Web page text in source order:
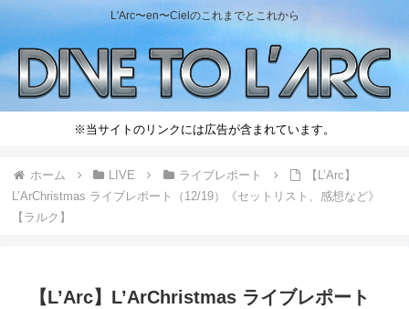
L'Arc〜en〜Cielのこれまでとこれから
※当サイトのリンクには広告が含まれています。
ホーム LIVE ライブレポート
【L’Arc】
L’ArChristmas ライブレポート（12/19）《セットリスト、感想など》
【ラルク】
【L’Arc】L’ArChristmas ライブレポート